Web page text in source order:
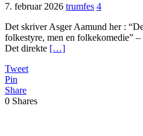
7. februar 2026 trumfes 4
Det skriver Asger Aamund her :
folkestyre, men en folkekomedie”
Det direkte […]
Tweet
Pin
Share
0 Shares